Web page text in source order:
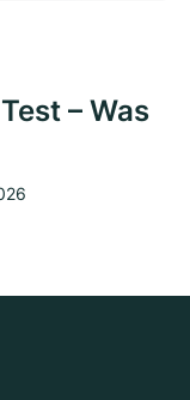
– Was